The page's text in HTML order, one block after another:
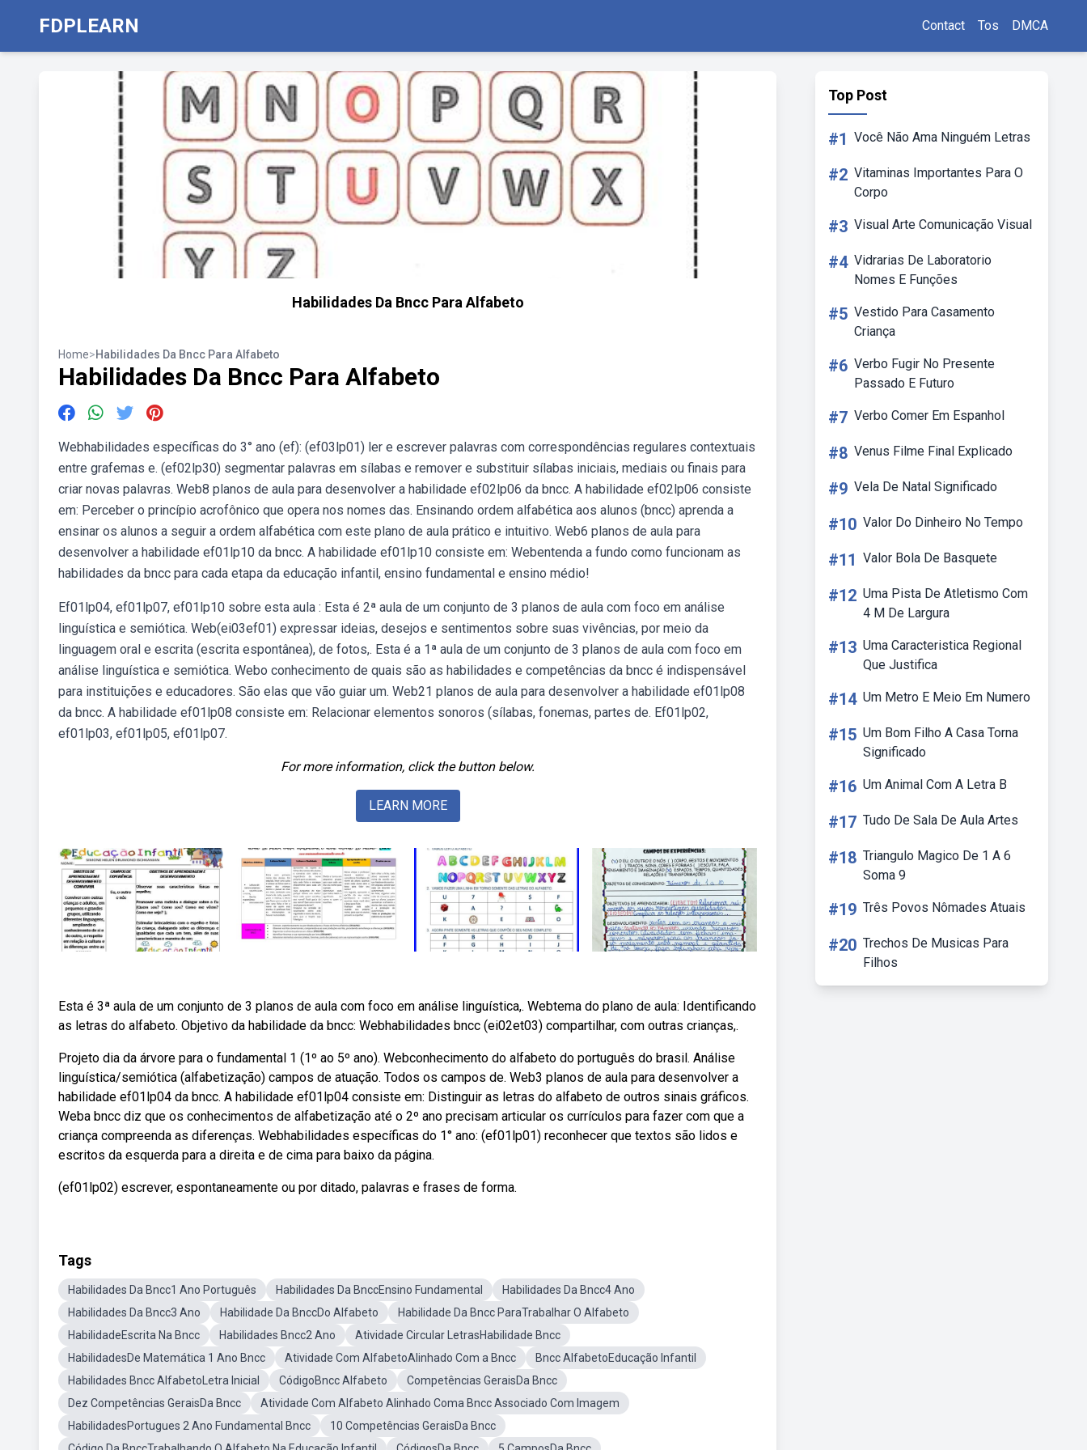
FDPLEARN Contact Tos DMCA
Habilidades Da Bncc Para Alfabeto
Home>Habilidades Da Bncc Para Alfabeto
Habilidades Da Bncc Para Alfabeto
Webhabilidades específicas do 3° ano (ef): (ef03lp01) ler e escrever palavras com correspondências regulares contextuais
entre grafemas e. (ef02lp30) segmentar palavras em sílabas e remover e substituir sílabas iniciais, mediais ou finais para
criar novas palavras. Web8 planos de aula para desenvolver a habilidade ef02lp06 da bncc. A habilidade ef02lp06 consiste
em: Perceber o princípio acrofônico que opera nos nomes das. Ensinando ordem alfabética aos alunos (bncc) aprenda a
ensinar os alunos a seguir a ordem alfabética com este plano de aula prático e intuitivo. Web6 planos de aula para
desenvolver a habilidade ef01lp10 da bncc. A habilidade ef01lp10 consiste em: Webentenda a fundo como funcionam as
habilidades da bncc para cada etapa da educação infantil, ensino fundamental e ensino médio!
Ef01lp04, ef01lp07, ef01lp10 sobre esta aula : Esta é 2ª aula de um conjunto de 3 planos de aula com foco em análise
linguística e semiótica. Web(ei03ef01) expressar ideias, desejos e sentimentos sobre suas vivências, por meio da
linguagem oral e escrita (escrita espontânea), de fotos,. Esta é a 1ª aula de um conjunto de 3 planos de aula com foco em
análise linguística e semiótica. Webo conhecimento de quais são as habilidades e competências da bncc é indispensável
para instituições e educadores. São elas que vão guiar um. Web21 planos de aula para desenvolver a habilidade ef01lp08
da bncc. A habilidade ef01lp08 consiste em: Relacionar elementos sonoros (sílabas, fonemas, partes de. Ef01lp02,
ef01lp03, ef01lp05, ef01lp07.
For more information, click the button below.
LEARN MORE
Esta é 3ª aula de um conjunto de 3 planos de aula com foco em análise linguística,. Webtema do plano de aula: Identificando
as letras do alfabeto. Objetivo da habilidade da bncc: Webhabilidades bncc (ei02et03) compartilhar, com outras crianças,.
Projeto dia da árvore para o fundamental 1 (1º ao 5º ano). Webconhecimento do alfabeto do português do brasil. Análise
linguística/semiótica (alfabetização) campos de atuação. Todos os campos de. Web3 planos de aula para desenvolver a
habilidade ef01lp04 da bncc. A habilidade ef01lp04 consiste em: Distinguir as letras do alfabeto de outros sinais gráficos.
Weba bncc diz que os conhecimentos de alfabetização até o 2º ano precisam articular os currículos para fazer com que a
criança compreenda as diferenças. Webhabilidades específicas do 1° ano: (ef01lp01) reconhecer que textos são lidos e
escritos da esquerda para a direita e de cima para baixo da página.
(ef01lp02) escrever, espontaneamente ou por ditado, palavras e frases de forma.
Tags
Habilidades Da Bncc1 Ano Português Habilidades Da BnccEnsino Fundamental
Habilidades Da Bncc4 Ano
Habilidades Da Bncc3 Ano
Habilidade Da BnccDo Alfabeto
Habilidade Da Bncc ParaTrabalhar O Alfabeto
HabilidadeEscrita Na Bncc
Habilidades Bncc2 Ano
Atividade Circular LetrasHabilidade Bncc
HabilidadesDe Matemática 1 Ano Bncc
Atividade Com AlfabetoAlinhado Com a Bncc
Bncc AlfabetoEducação Infantil
Habilidades Bncc AlfabetoLetra Inicial
CódigoBncc Alfabeto
Competências GeraisDa Bncc
Dez Competências GeraisDa Bncc
Atividade Com Alfabeto Alinhado Coma Bncc Associado Com Imagem
HabilidadesPortugues 2 Ano Fundamental Bncc
10 Competências GeraisDa Bncc
Top Post
#1 Você Não Ama Ninguém Letras
#2 Vitaminas Importantes Para O
Corpo
#3 Visual Arte Comunicação Visual
#4 Vidrarias De Laboratorio
Nomes E Funções
#5 Vestido Para Casamento
Criança
#6 Verbo Fugir No Presente
Passado E Futuro
#7 Verbo Comer Em Espanhol
#8 Venus Filme Final Explicado
#9 Vela De Natal Significado
#10 Valor Do Dinheiro No Tempo
#11 Valor Bola De Basquete
#12 Uma Pista De Atletismo Com
4 M De Largura
#13 Uma Caracteristica Regional
Que Justifica
#14 Um Metro E Meio Em Numero
#15 Um Bom Filho A Casa Torna
Significado
#16 Um Animal Com A Letra B
#17 Tudo De Sala De Aula Artes
#18 Triangulo Magico De 1 A 6
Soma 9
#19 Três Povos Nômades Atuais
#20 Trechos De Musicas Para
Filhos